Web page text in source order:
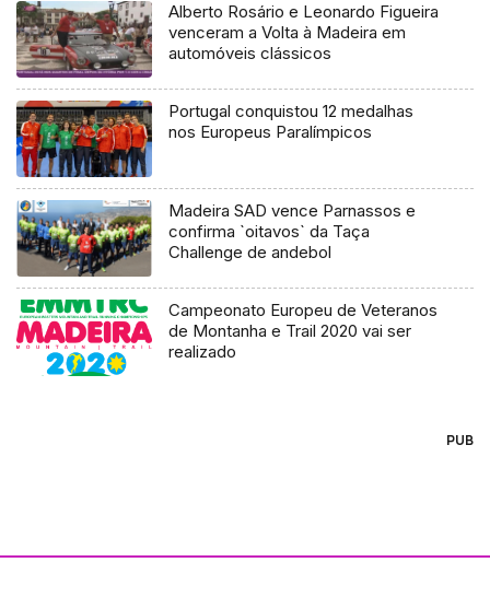
Alberto Rosário e Leonardo Figueira
venceram a Volta à Madeira em
automóveis clássicos
Portugal conquistou 12 medalhas
nos Europeus Paralímpicos
Madeira SAD vence Parnassos e
confirma `oitavos` da Taça
Challenge de andebol
Campeonato Europeu de Veteranos
de Montanha e Trail 2020 vai ser
realizado
PUB